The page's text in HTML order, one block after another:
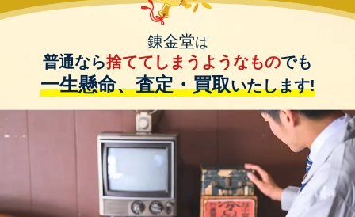
錬金堂は
普通なら捨ててしまうようなものでも
一生懸命、査定・買取いたします!